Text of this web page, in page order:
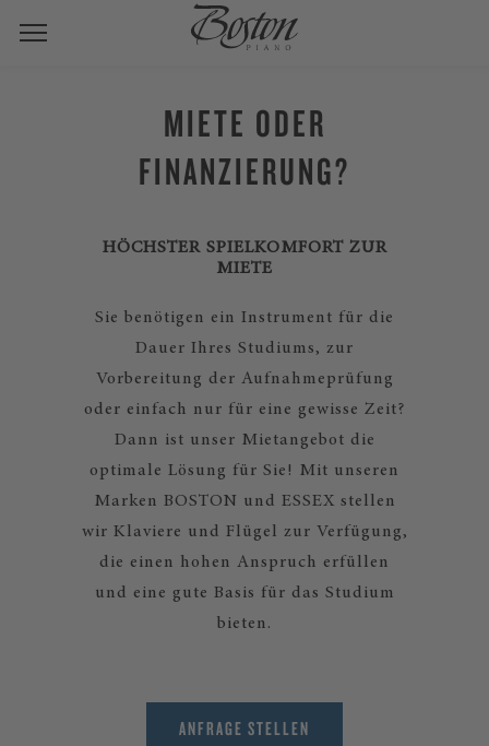
MIETE ODER
FINANZIERUNG?
HÖCHSTER SPIELKOMFORT ZUR
MIETE
Sie benötigen ein Instrument für die
Dauer Ihres Studiums, zur
Vorbereitung der Aufnahmeprüfung
oder einfach nur für eine gewisse Zeit?
Dann ist unser Mietangebot die
optimale Lösung für Sie! Mit unseren
Marken BOSTON und ESSEX stellen
wir Klaviere und Flügel zur Verfügung,
die einen hohen Anspruch erfüllen
und eine gute Basis für das Studium
bieten.
ANFRAGE STELLEN